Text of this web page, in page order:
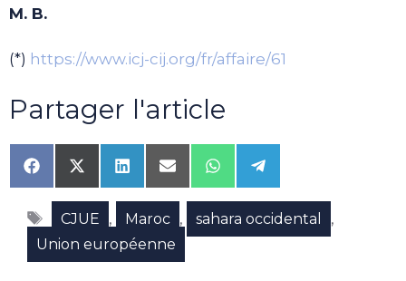
M. B.
(*) https://www.icj-cij.org/fr/affaire/61
Partager l'article
Share
on
Facebook
Share
on
X
(Twitter)
Share
on
LinkedIn
Share
on
Email
Share
on
WhatsApp
Share
on
Telegram
Étiquettes
CJUE , Maroc , sahara occidental ,
Union européenne